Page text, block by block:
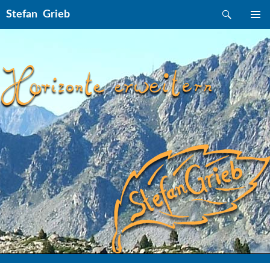
Stefan Grieb